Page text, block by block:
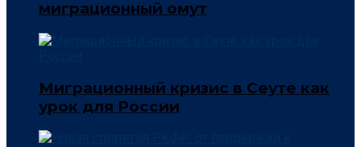
миграционный омут
Миграционный кризис в Сеуте как
урок для России